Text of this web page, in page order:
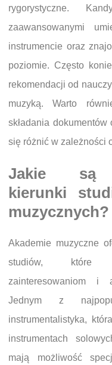
rygorystyczne.
zaawansowanymi
instrumencie oraz
poziomie. Często
rekomendacji od
muzyką. Warto
składania dokumentów
się różnić w zależności
Jakie są
kierunki
muzycznych?
Akademie muzyczne
studiów, które
zainteresowaniom i
Jednym z
instrumentalistyka,
instrumentach
mają możliwość